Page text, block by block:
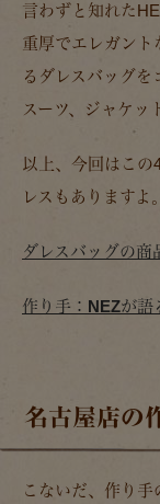
言わずと知れた
重厚でエレガント
るダレスバッグを
スーツ、ジャケッ
以上、今回はこ
レスもありますよ。
ダレスバッグの商
作り手：NEZが語
名古屋店の
こないだ、作り